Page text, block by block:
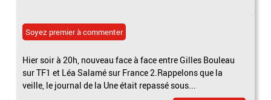
Soyez premier à commenter
Hier soir à 20h, nouveau face à face entre Gilles Bouleau
sur TF1 et Léa Salamé sur France 2.Rappelons que la
veille, le journal de la Une était repassé sous...